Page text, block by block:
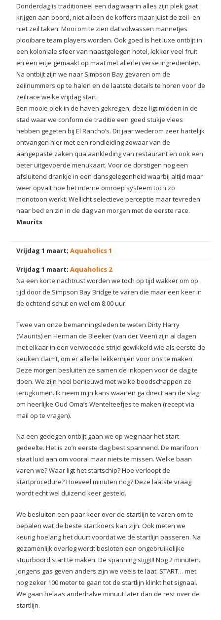
Donderdag is traditioneel een dag waarin alles zijn plek gaat
krijgen aan boord, niet alleen de koffers maar juist de zeil- en
niet zeil taken. Mooi om te zien dat volwassen mannetjes
plooibare team players worden. Ook goed is het luxe ontbijt in
een koloniale sfeer van naastgelegen hotel, lekker veel fruit
en een eitje gemaakt op maat met allerlei verse ingrediënten.
Na ontbijt zijn we naar Simpson Bay gevaren om de
zeilnummers op te halen en de laatste details te horen voor de
zeilrace welke vrijdag start.
Een mooie plek in de haven gekregen, deze ligt midden in de
stad waar we conform de traditie een goed stukje vlees
hebben gegeten bij El Rancho’s. Dit jaar wederom zeer hartelijk
ontvangen hier met een rondleiding zowaar van de
aangepaste zaken qua aankleding van restaurant en ook een
beter uitgevoerde menukaart. Voor de dorstigen nog een
afsluitend drankje in een dansgelegenheid waarbij altijd maar
weer opvalt hoe het interne omroep systeem toch zo
monotoon werkt. Wellicht selectieve perceptie maar tevreden
naar bed en zin in de dag van morgen met de eerste race.
Maurits
Vrijdag 1 maart; Aquaholics 1
Vrijdag 1 maart; Aquaholics 2
Na een korte nachtrust worden we toch op tijd wakker om op
tijd door de Simpson Bay Bridge te varen die maar een keer in
de ochtend schut en wel om 8:00 uur.
Twee van onze bemanningsleden te weten Dirty Harry
(Maurits) en Herman de Bleeker (van der Veen) zijn al dagen
met elkaar in een verwoedde strijd gewikkeld wie als eerste de
keuken claimt, om er allerlei lekkernijen voor ons te maken.
Deze morgen besluiten ze samen de inkopen voor de dag te
doen. We zijn heel benieuwd met welke boodschappen ze
terugkomen. Ik neem mijn kans waar en ga direct aan de slag
om heerlijke Oud Oma’s Wentelteefjes te maken (recept via
mail op te vragen).
Na een gedegen ontbijt gaan we op weg naar het start
gedeelte. Het is zo’n eerste dag best spannend. De marifoon
staat luid aan om vooral maar niets te missen. Welke baan
varen we? Waar ligt het startschip? Hoe verloopt de
startprocedure? Hoeveel minuten nog? Deze laatste vraag
wordt echt wel duizend keer gesteld.
We besluiten een paar keer over de startlijn te varen om te
bepalen wat de beste startkoers kan zijn. Ook meten we
keurig hoelang het duurt voordat we de startlijn passeren. Na
gezamenlijk overleg wordt besloten een ongebruikelijke
stuurboord start te maken. De spanning stijgt!! Nog 2 minuten.
Jongens gas geven anders zijn we veels te laat. START… met
nog zeker 100 meter te gaan tot de startlijn klinkt het signaal.
We gaan helaas anderhalve minuut later dan de rest over de
startlijn.